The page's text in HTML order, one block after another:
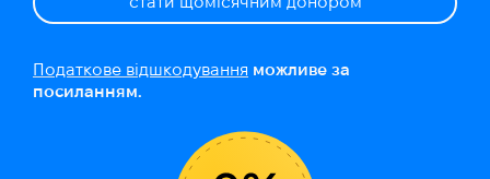
Податкове відшкодування можливе за
посиланням.